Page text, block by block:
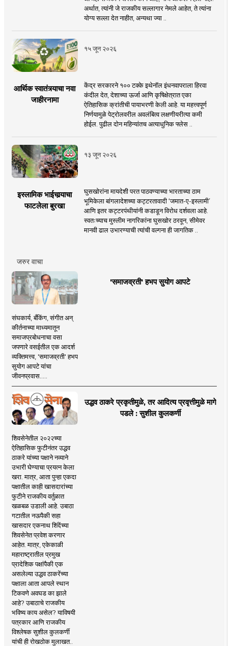
अर्थात, त्यांनी जे राजकीय सल्लागार नेमले आहेत, ते त्यांना
योग्य सल्ला देत नाहीत, अन्यथा ज्या ..
१५ जून २०२६
आर्थिक स्वातंत्र्याचा नवा
जाहीरनामा
केंद्र सरकारने १०० टक्के इथेनॉल इंधनवापराला हिरवा
कंदील देत, देशाच्या ऊर्जा आणि कृषिक्षेत्रात एका
ऐतिहासिक क्रांतीची पायाभरणी केली आहे. या महत्त्वपूर्ण
निर्णयामुळे पेट्रोलवरील अवलंबित्व लक्षणीयरीत्या कमी
होईल. पुढील दोन महिन्यांतच अत्याधुनिक फ्लेस ..
१३ जून २०२६
इस्लामिक भाईचार्‍याचा
फाटलेला बुरखा
घुसखोरांना मायदेशी परत पाठवण्याच्या भारताच्या ठाम
भूमिकेला बांगलादेशच्या कट्टरतावादी ‘जमात-ए-इस्लामी’
आणि इतर कट्टरपंथीयांनी कडाडून विरोध दर्शवला आहे.
स्वतःच्याच मुस्लीम नागरिकांना घुसखोर ठरवून, सीमेवर
मानवी ढाल उभारण्याची त्यांची वल्गना ही जागतिक ..
जरुर वाचा
'समाजव्रती' हभप सुयोग आपटे
संघकार्य, बँकिंग, संगीत अन्
कीर्तनाच्या माध्यमातून
समाजप्रबोधनाचा वसा
जपणारे वसईतील एक आदर्श
व्यक्तिमत्त्व, 'समाजव्रती' हभप
सुयोग आपटे यांचा
जीवनप्रवास.....
उद्धव ठाकरे प्रकृतीमुळे, तर आदित्य प्रवृत्तीमुळे मागे
पडले : सुशील कुलकर्णी
शिवसेनेतील २०२२च्या
ऐतिहासिक फुटीनंतर उद्धव
ठाकरे यांच्या पक्षाने नव्याने
उभारी घेण्याचा प्रयत्न केला
खरा. मात्र, आता पुन्हा एकदा
पक्षातील काही खासदारांच्या
फुटीने राजकीय वर्तुळात
खळबळ उडाली आहे. उबाठा
गटातील नऊपैकी सहा
खासदार एकनाथ शिंदेंच्या
शिवसेनेत प्रवेश करणार
आहेत. मात्र, एकेकाळी
महाराष्ट्रातील प्रमुख
प्रादेशिक पक्षांपैकी एक
असलेल्या उद्धव ठाकरेंच्या
पक्षाला आता आपले स्थान
टिकवणे अवघड का झाले
आहे? उबाठाचे राजकीय
भविष्य काय असेल? याविषयी
पत्रकार आणि राजकीय
विश्लेषक सुशील कुलकर्णी
यांची ही रोखठोक मुलाखत..